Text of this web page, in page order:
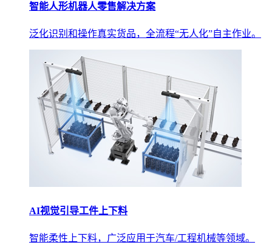
智能人形机器人零售解决方案
泛化识别和操作真实货品，全流程“无人化”自主作业。
AI视觉引导工件上下料
智能柔性上下料，广泛应用于汽车/工程机械等领域。